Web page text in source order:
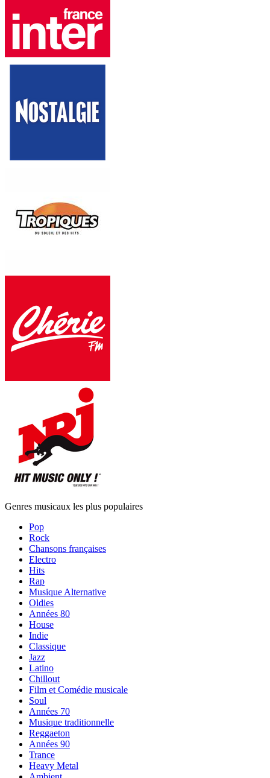
Genres musicaux les plus populaires
Pop
Rock
Chansons françaises
Electro
Hits
Rap
Musique Alternative
Oldies
Années 80
House
Indie
Classique
Jazz
Latino
Chillout
Film et Comédie musicale
Soul
Années 70
Musique traditionnelle
Reggaeton
Années 90
Trance
Heavy Metal